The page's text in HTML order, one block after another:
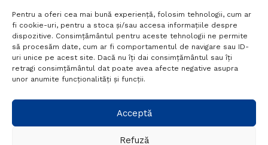
Pentru a oferi cea mai bună experiență, folosim tehnologii, cum ar
fi cookie-uri, pentru a stoca și/sau accesa informațiile despre
dispozitive. Consimțământul pentru aceste tehnologii ne permite
să procesăm date, cum ar fi comportamentul de navigare sau ID-
uri unice pe acest site. Dacă nu îți dai consimțământul sau îți
retragi consimțământul dat poate avea afecte negative asupra
unor anumite funcționalități și funcții.
Acceptă
Refuză
Termeni si conditii
Politică de confidențialitate
Politica cookies
Setări GDPR
+40 788 760 194